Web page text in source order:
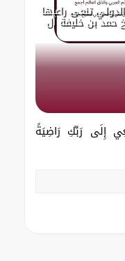
تنعى راعيها
حمد بن خليفة آل
إِلَى رَبِّكِ رَاضِيَةً